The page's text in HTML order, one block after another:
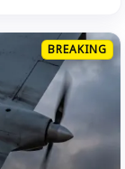
BREAKING